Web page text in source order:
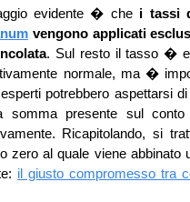
evidente � che i tassi
vengono applicati
. Sul resto il tasso �
normale, ma �
potrebbero aspettarsi
somma presente sul
Ricapitolando, si
zero al quale viene abbinato
il giusto compromesso tra